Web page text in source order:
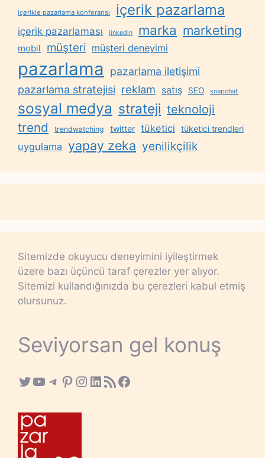
içerikle pazarlama konferansı içerik pazarlama
içerik pazarlaması linkedin marka marketing
mobil müşteri müşteri deneyimi
pazarlama
pazarlama iletişimi
pazarlama stratejisi reklam satış SEO snapchat
sosyal medya strateji teknoloji
trend trendwatching twitter tüketici tüketici trendleri
uygulama yapay zeka yenilikçilik
Sitemizde okuyucu deneyimini iyileştirmek
üzere bazı üçüncü taraf çerezler yer alıyor.
Sitemizi kullandığınızda bu çerezleri kabul etmiş
olursunuz.
Seviyorsan gel konuş
Twitter
YouTube
Telegram
Pinterest
Instagram
LinkedIn
RSS FeedFacebook